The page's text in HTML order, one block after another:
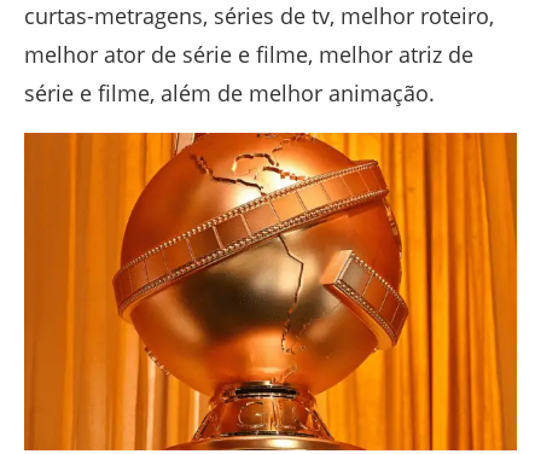
curtas-metragens, séries de tv, melhor roteiro,
melhor ator de série e filme, melhor atriz de
série e filme, além de melhor animação.